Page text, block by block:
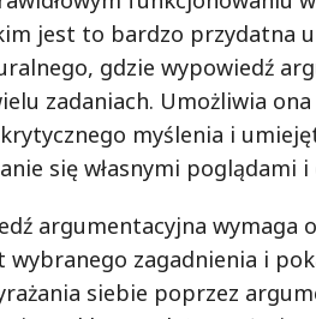
jest to bardzo przydatna
gdzie wypowiedź
zadaniach. Umożliwia
myślenia i
się własnymi poglądami
argumentacyjna wymaga
zagadnienia i
siebie poprzez